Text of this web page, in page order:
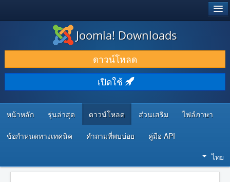
ดาวน์โหลด & ส่วนเสริม
ค้นคว้า & เรียนรู้
ชุมชน & สนับสนุน
ทรัพยากรสำหรับนักพัฒนา
Joomla! Downloads
ดาวน์โหลด
เปิดใช้
หน้าหลัก รุ่นล่าสุด ดาวน์โหลด ส่วนเสริม ไฟล์ภาษา
ข้อกำหนดทางเทคนิค คำถามที่พบบ่อย คู่มือ API
ไทย